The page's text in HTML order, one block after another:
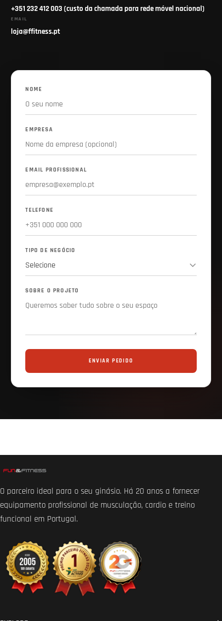
+351 232 412 003 (custo da chamada para rede móvel nacional)
EMAIL
loja@ffitness.pt
NOME
EMPRESA
EMAIL PROFISSIONAL
TELEFONE
TIPO DE NEGÓCIO
SOBRE O PROJETO
ENVIAR PEDIDO
O parceiro ideal para o seu ginásio. Há 20 anos a fornecer
equipamento profissional de musculação, cardio e treino
funcional em Portugal.